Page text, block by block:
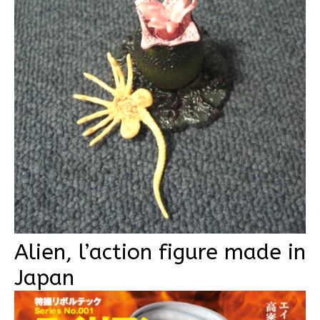
Alien, l’action figure made in
Japan